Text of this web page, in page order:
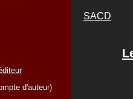
d'auteur)
SACD